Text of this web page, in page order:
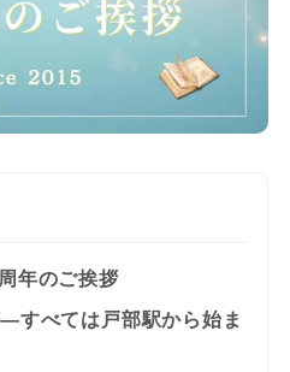
年のご挨拶
すべては戸部駅から始ま